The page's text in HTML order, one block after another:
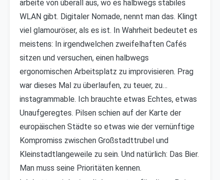
arbeite von überall aus, wo es halbwegs stabiles
WLAN gibt. Digitaler Nomade, nennt man das. Klingt
viel glamouröser, als es ist. In Wahrheit bedeutet es
meistens: In irgendwelchen zweifelhaften Cafés
sitzen und versuchen, einen halbwegs
ergonomischen Arbeitsplatz zu improvisieren. Prag
war dieses Mal zu überlaufen, zu teuer, zu…
instagrammable. Ich brauchte etwas Echtes, etwas
Unaufgeregtes. Pilsen schien auf der Karte der
europäischen Städte so etwas wie der vernünftige
Kompromiss zwischen Großstadttrubel und
Kleinstadtlangeweile zu sein. Und natürlich: Das Bier.
Man muss seine Prioritäten kennen.